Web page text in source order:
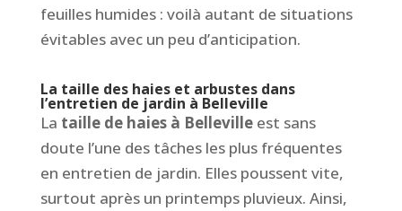
feuilles humides : voilà autant de situations
évitables avec un peu d’anticipation.
La taille des haies et arbustes dans
l’entretien de jardin à Belleville
La taille de haies à Bellevilleest sans
doute l’une des tâches les plus fréquentes
en entretien de jardin. Elles poussent vite,
surtout après un printemps pluvieux. Ainsi,